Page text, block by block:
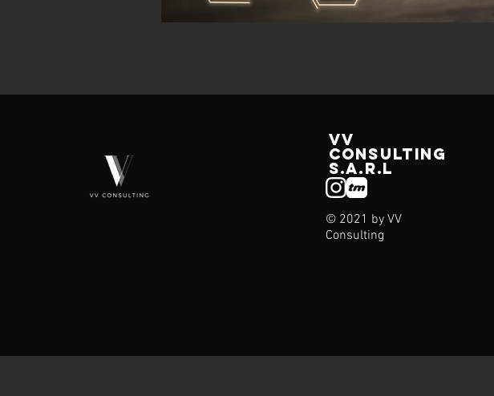
VV
CONSULTING
s.a.r.l
© 2021 by VV
Consulting